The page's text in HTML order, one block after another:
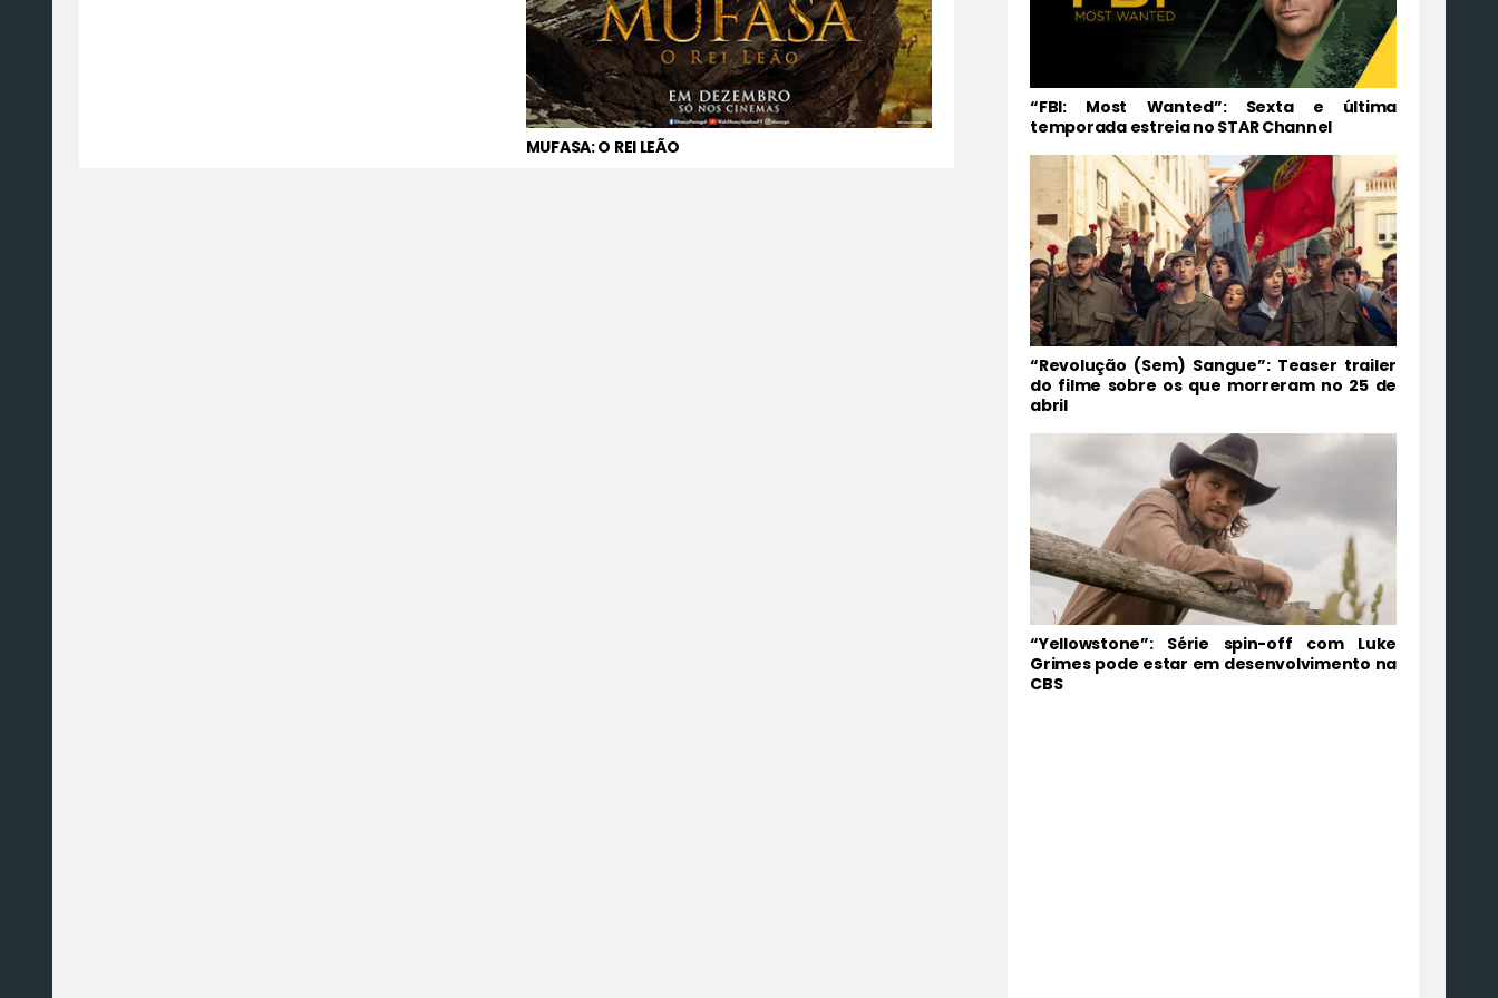
MUFASA: O REI LEÃO
“FBI: Most Wanted”: Sexta e última
temporada estreia no STAR Channel
“Revolução (Sem) Sangue”: Teaser trailer
do filme sobre os que morreram no 25 de
abril
“Yellowstone”: Série spin-off com Luke
Grimes pode estar em desenvolvimento na
CBS